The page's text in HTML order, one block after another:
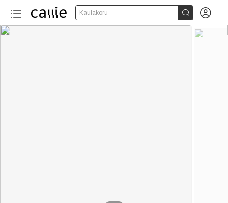
Kaulakoru  